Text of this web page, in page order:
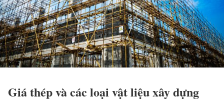
Giá thép và các loại vật liệu xây dựng